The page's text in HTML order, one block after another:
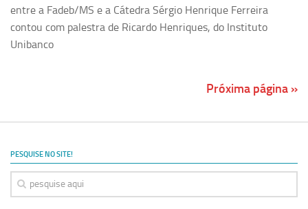
entre a Fadeb/MS e a Cátedra Sérgio Henrique Ferreira
contou com palestra de Ricardo Henriques, do Instituto
Unibanco
Próxima página »
PESQUISE NO SITE!